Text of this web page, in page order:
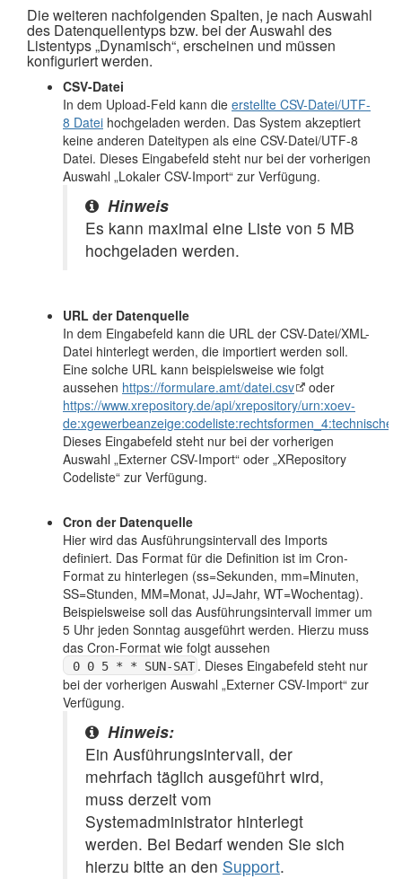
Die weiteren nachfolgenden Spalten, je nach Auswahl
des Datenquellentyps bzw. bei der Auswahl des
Listentyps „Dynamisch“, erscheinen und müssen
konfiguriert werden.
CSV-Datei
In dem Upload-Feld kann die erstellte CSV-Datei/UTF-
8 Datei hochgeladen werden. Das System akzeptiert
keine anderen Dateitypen als eine CSV-Datei/UTF-8
Datei. Dieses Eingabefeld steht nur bei der vorherigen
Auswahl „Lokaler CSV-Import“ zur Verfügung.
Hinweis
Es kann maximal eine Liste von 5 MB
hochgeladen werden.
URL der Datenquelle
In dem Eingabefeld kann die URL der CSV-Datei/XML-
Datei hinterlegt werden, die importiert werden soll.
Eine solche URL kann beispielsweise wie folgt
aussehen https://formulare.amt/datei.csv
oder
https://www.xrepository.de/api/xrepository/urn:xoev-
Dieses Eingabefeld steht nur bei der vorherigen
Auswahl „Externer CSV-Import“ oder „XRepository
Codeliste“ zur Verfügung.
Cron der Datenquelle
Hier wird das Ausführungsintervall des Imports
definiert. Das Format für die Definition ist im Cron-
Format zu hinterlegen (ss=Sekunden, mm=Minuten,
SS=Stunden, MM=Monat, JJ=Jahr, WT=Wochentag).
Beispielsweise soll das Ausführungsintervall immer um
5 Uhr jeden Sonntag ausgeführt werden. Hierzu muss
das Cron-Format wie folgt aussehen
0 0 5 * * SUN-SAT . Dieses Eingabefeld steht nur
bei der vorherigen Auswahl „Externer CSV-Import“ zur
Verfügung.
Hinweis:
Ein Ausführungsintervall, der
mehrfach täglich ausgeführt wird,
muss derzeit vom
Systemadministrator hinterlegt
werden. Bei Bedarf wenden Sie sich
hierzu bitte an den Support.